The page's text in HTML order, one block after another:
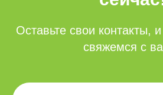
Оставьте свои контакты,
свяжемся с